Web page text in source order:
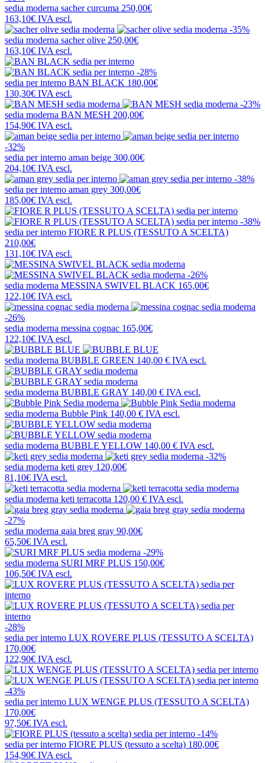
sedia moderna sacher curcuma 250,00€
163,10€ IVA escl.
-35%
sedia moderna sacher olive 250,00€
163,10€ IVA escl.
-28%
sedia per interno BAN BLACK 180,00€
130,30€ IVA escl.
-23%
sedia moderna BAN MESH 200,00€
154,90€ IVA escl.
-32%
sedia per interno aman beige 300,00€
204,10€ IVA escl.
-38%
sedia per interno aman grey 300,00€
185,00€ IVA escl.
-38%
sedia per interno FIORE R PLUS (TESSUTO A SCELTA)
210,00€
131,10€ IVA escl.
-26%
sedia moderna MESSINA SWIVEL BLACK 165,00€
122,10€ IVA escl.
-26%
sedia moderna messina cognac 165,00€
122,10€ IVA escl.
sedia moderna BUBBLE GREEN 140,00 € IVA escl.
sedia moderna BUBBLE GRAY 140,00 € IVA escl.
sedia moderna Bubble Pink 140,00 € IVA escl.
sedia moderna BUBBLE YELLOW 140,00 € IVA escl.
-32%
sedia moderna keti grey 120,00€
81,10€ IVA escl.
sedia moderna keti terracotta 120,00 € IVA escl.
-27%
sedia moderna gaia breg gray 90,00€
65,50€ IVA escl.
-29%
sedia moderna SURI MRF PLUS 150,00€
106,50€ IVA escl.
-28%
sedia per interno LUX ROVERE PLUS (TESSUTO A SCELTA)
170,00€
122,90€ IVA escl.
-43%
sedia per interno LUX WENGE PLUS (TESSUTO A SCELTA)
170,00€
97,50€ IVA escl.
-14%
sedia per interno FIORE PLUS (tessuto a scelta) 180,00€
154,90€ IVA escl.